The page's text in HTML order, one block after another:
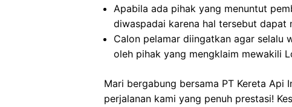
Apabila ada pihak yang menuntut
diwaspadai karena hal tersebut dapat
Calon pelamar diingatkan agar selalu
oleh pihak yang mengklaim mewakili
Mari bergabung bersama PT Kereta Api
perjalanan kami yang penuh prestasi!